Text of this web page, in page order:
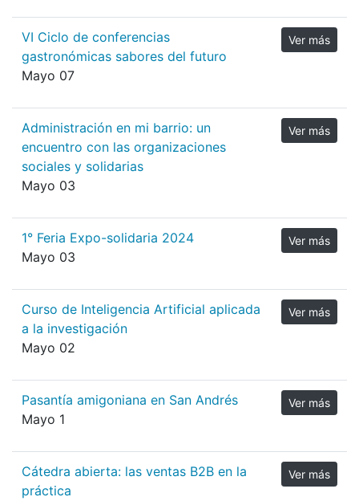
VI Ciclo de conferencias
gastronómicas sabores del futuro
Mayo 07
Ver más
Administración en mi barrio: un
encuentro con las organizaciones
sociales y solidarias
Mayo 03
Ver más
1° Feria Expo-solidaria 2024
Mayo 03
Ver más
Curso de Inteligencia Artificial aplicada
a la investigación
Mayo 02
Ver más
Pasantía amigoniana en San Andrés
Mayo 1
Ver más
Cátedra abierta: las ventas B2B en la
práctica
Ver más